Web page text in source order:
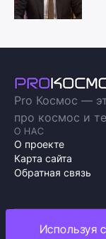
Pro Космос —
про космос и
О НАС
О проекте
Карта сайта
Обратная связь
Используя